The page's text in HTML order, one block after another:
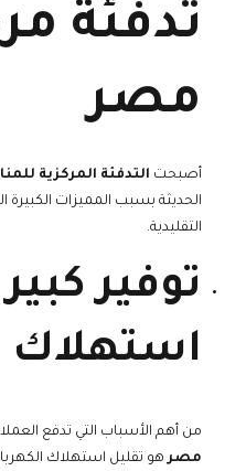
تدفئة
مصر
أصبحت التدفئة المركزية
الحديثة بسبب المميزات الكبيرة
التقليدية.
توفير
استهلاك
من أهم الأسباب التي تدفع
مصرهو تقليل استهلاك